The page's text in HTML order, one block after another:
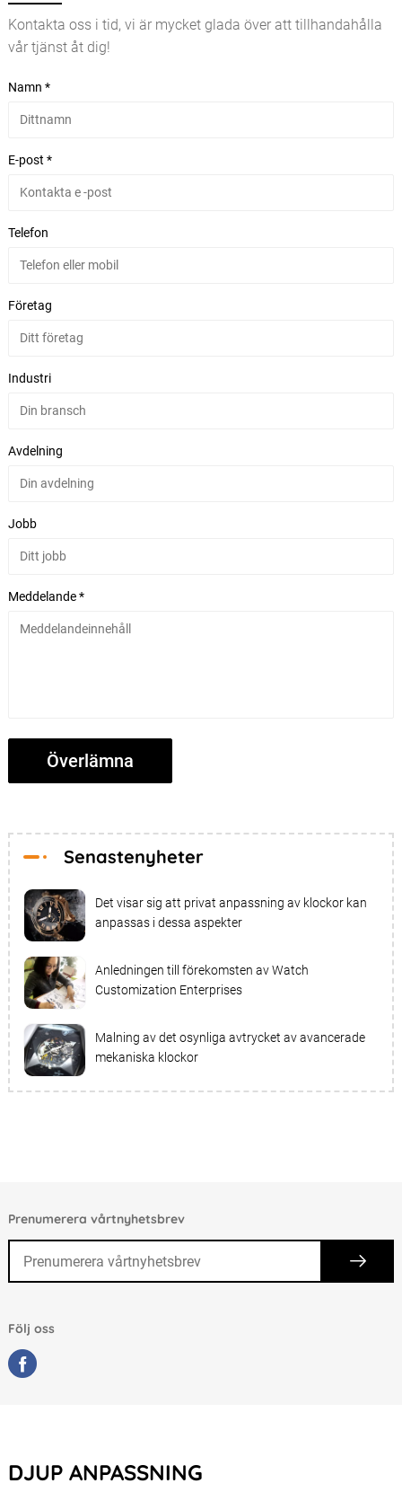
Kontakta oss i tid, vi är mycket glada över att tillhandahålla
vår tjänst åt dig!
Namn *
E-post *
Telefon
Företag
Industri
Avdelning
Jobb
Meddelande *
Senastenyheter
Det visar sig att privat anpassning av klockor kan
anpassas i dessa aspekter
Anledningen till förekomsten av Watch
Customization Enterprises
Malning av det osynliga avtrycket av avancerade
mekaniska klockor
Prenumerera vårtnyhetsbrev
Följ oss
DJUP ANPASSNING